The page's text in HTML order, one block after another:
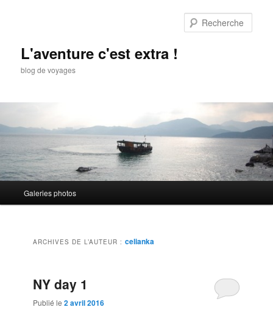
L'aventure c'est extra !
blog de voyages
principal
Galeries photos
ARCHIVES DE L’AUTEUR :celianka
NY day 1
Publié le2 avril 2016